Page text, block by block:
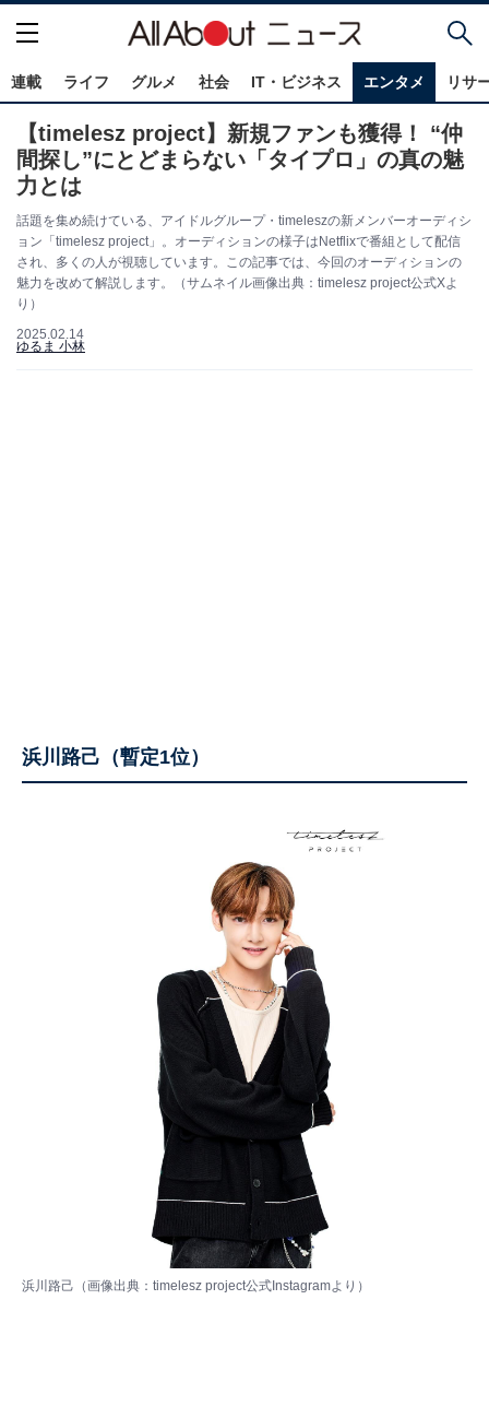
連載 ライフ グルメ 社会 IT・ビジネス エンタメ リサ
【timelesz project】新規ファンも獲得！ “仲
間探し”にとどまらない「タイプロ」の真の魅
力とは
話題を集め続けている、アイドルグループ・timeleszの新メンバーオーディシ
ョン「timelesz project」。オーディションの様子はNetflixで番組として配信
され、多くの人が視聴しています。この記事では、今回のオーディションの
魅力を改めて解説します。（サムネイル画像出典：timelesz project公式Xよ
り）
2025.02.14
ゆるま 小林
浜川路己（暫定1位）
浜川路己（画像出典： timelesz project公式Instagramより）